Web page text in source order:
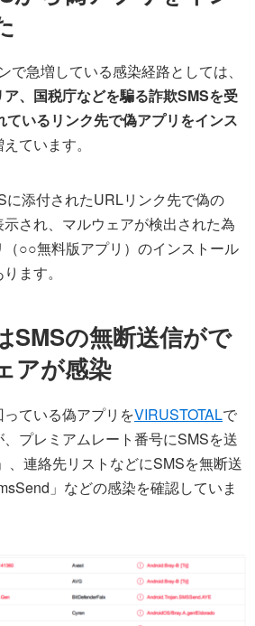
で急増している感染経路としては、
、国税庁などを騙る詐欺SMSを受
いるリンク先で偽アプリをインス
ています。
に添付されたURLリンク先で偽の
示され、マルウェアが検出された為
○○無料版アプリ）のインストール
ます。
SMSの無断送信がで
アが感染
ている偽アプリをVIRUSTOTALで
プレミアムレート番号にSMSを送
、連絡先リストなどにSMSを無断送
」などの感染を確認していま